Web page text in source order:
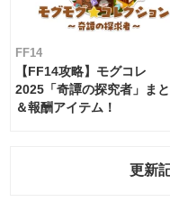
FF14
【FF14攻略】モグコレ
2025「奇譚の探究者」ま
＆報酬アイテム！
更新